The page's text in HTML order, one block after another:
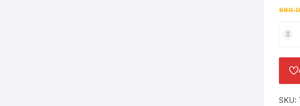
đẩy
gấp
gọn
T150
SKU: